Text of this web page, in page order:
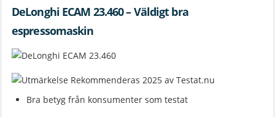
DeLonghi ECAM 23.460 – Väldigt bra
espressomaskin
Bra betyg från konsumenter som testat